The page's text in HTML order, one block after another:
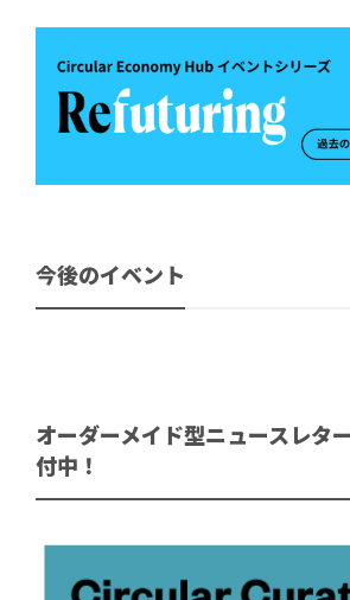
今後のイベント
オーダーメイド型ニュースレタ
付中！